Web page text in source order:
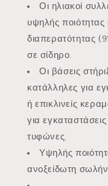
Οι ηλιακοί
υψηλής
διαπερατότητας
σε σίδηρο.
Οι βάσεις
κατάλληλες για
ή επικλινείς
για
τυφώνες.
Υψηλής
ανοξείδωτη